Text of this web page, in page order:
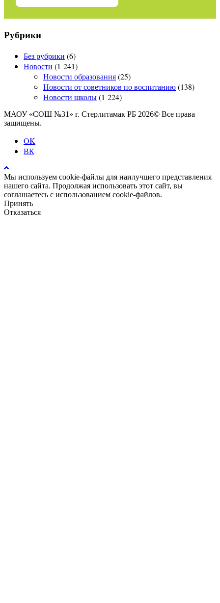
Рубрики
Без рубрики (6)
Новости (1 241)
Новости образования(25)
Новости от советников по воспитанию(138)
Новости школы(1 224)
МАОУ «СОШ №31» г. Стерлитамак РБ 2026© Все права
защищены.
OK
ВК
Мы используем cookie-файлы для наилучшего представления
нашего сайта. Продолжая использовать этот сайт, вы
соглашаетесь с использованием cookie-файлов.
Принять
Отказаться